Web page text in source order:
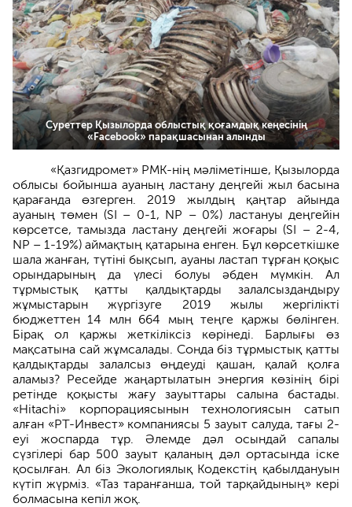
Суреттер Қызылорда облыстық қоғамдық кеңесінің
«Facebook» парақшасынан алынды
«Қазгидромет» РМК-нің мәліметінше, Қызылорда
облысы бойынша ауаның ластану деңгейі жыл басына
қарағанда өзгерген. 2019 жылдың қаңтар айында
ауаның төмен (SI – 0-1, NP – 0%) ластануы деңгейін
көрсетсе, тамызда ластану деңгейі жоғары (SI – 2-4,
NP – 1-19%) аймақтың қатарына енген. Бұл көрсеткішке
шала жанған, түтіні бықсып, ауаны ластап тұрған қоқыс
орындарының да үлесі болуы әбден мүмкін. Ал
тұрмыстық қатты қалдықтарды залалсыздандыру
жұмыстарын жүргізуге 2019 жылы жергілікті
бюджеттен 14 млн 664 мың теңге қаржы бөлінген.
Бірақ ол қаржы жеткіліксіз көрінеді. Барлығы өз
мақсатына сай жұмсалады. Сонда біз тұрмыстық қатты
қалдықтарды залалсыз өңдеуді қашан, қалай қолға
аламыз? Ресейде жаңартылатын энергия көзінің бірі
ретінде қоқысты жағу зауыттары салына бастады.
«Hitachi» корпорациясынын технологиясын сатып
алған «РТ-Инвест» компаниясы 5 зауыт салуда, тағы 2-
еуі жоспарда тұр. Әлемде дәл осындай сапалы
сүзгілері бар 500 зауыт қаланың дәл ортасында іске
қосылған. Ал біз Экологиялық Кодекстің қабылдануын
күтіп жүрміз. «Таз таранғанша, той тарқайдының» кері
болмасына кепіл жоқ.